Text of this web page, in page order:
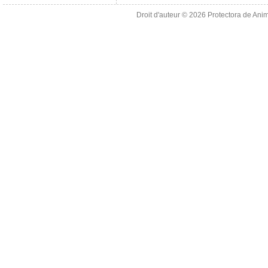
Droit d'auteur © 2026 Protectora de